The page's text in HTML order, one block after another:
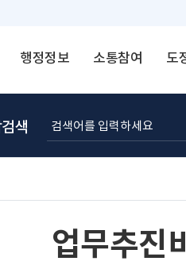
행정정보 소통참여 도
색
업무추진비